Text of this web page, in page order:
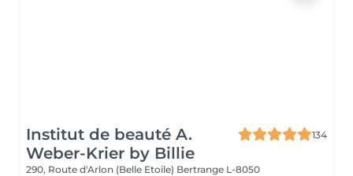
Institut de beauté A.
Weber-Krier by Billie
134
290, Route d'Arlon (Belle Etoile) Bertrange L-8050